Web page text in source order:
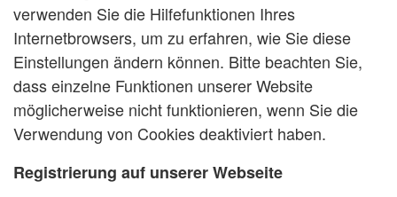
verwenden Sie die Hilfefunktionen Ihres
Internetbrowsers, um zu erfahren, wie Sie diese
Einstellungen ändern können. Bitte beachten Sie,
dass einzelne Funktionen unserer Website
möglicherweise nicht funktionieren, wenn Sie die
Verwendung von Cookies deaktiviert haben.
Registrierung auf unserer Webseite